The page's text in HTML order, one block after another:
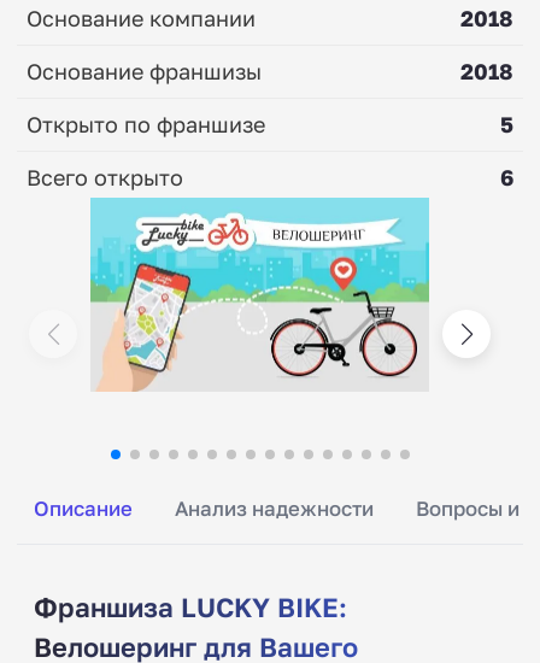
Описание Анализ надежности Вопросы и
Франшиза LUCKY BIKE:
Велошеринг для Вашего
Основание компании
2018
Основание франшизы
2018
Открыто по франшизе
5
Всего открыто
6